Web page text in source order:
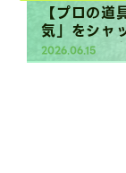
【プロの
気」をシャ
のスタッフ
秘密
2026.06.15